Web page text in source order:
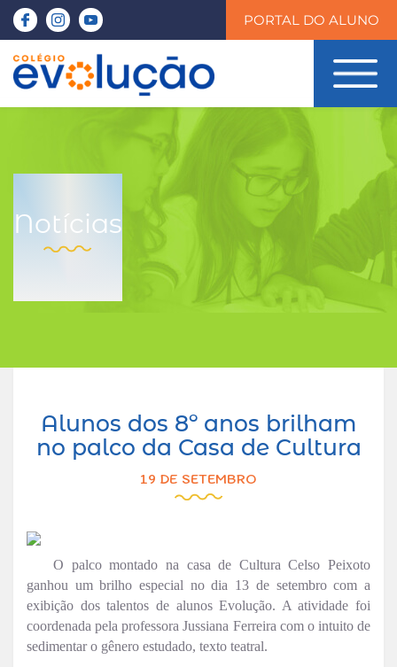
PORTAL DO ALUNO
Notícias
Alunos dos 8º anos brilham
no palco da Casa de Cultura
19 DE SETEMBRO
O palco montado na casa de Cultura Celso Peixoto
ganhou um brilho especial no dia 13 de setembro com a
exibição dos talentos de alunos Evolução. A atividade foi
coordenada pela professora Jussiana Ferreira com o intuito de
sedimentar o gênero estudado, texto teatral.